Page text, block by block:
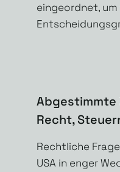
eingeordnet,
Abgestimmte
Recht,
Rechtliche
USA in enger